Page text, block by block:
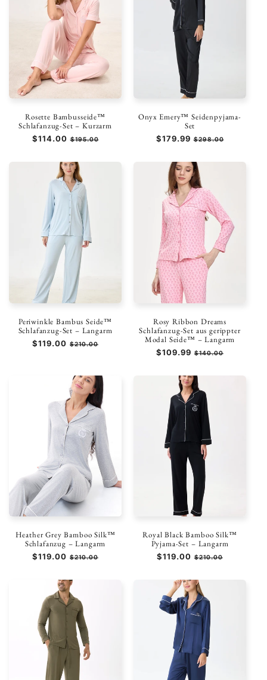
Rosette Bambusseide™
Schlafanzug-Set – Kurzarm
Normaler
$114.00 Verkaufspreis
$195.00
Onyx Emery™ Seidenpyjama-
Set
Normaler
$179.99 Verkaufspreis
$298.00
Periwinkle Bambus Seide™
Schlafanzug-Set – Langarm
Normaler
$119.00 Verkaufspreis
$210.00
Rosy Ribbon Dreams
Schlafanzug-Set aus gerippter
Modal Seide™ – Langarm
Normaler
$109.99 Verkaufspreis
$140.00
Heather Grey Bamboo Silk™
Schlafanzug – Langarm
Normaler
$119.00 Verkaufspreis
$210.00
Royal Black Bamboo Silk™
Pyjama-Set – Langarm
Normaler
$119.00 Verkaufspreis
$210.00